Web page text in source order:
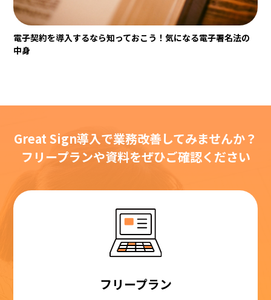
電子契約を導入するなら知っておこう！気になる電子署名法の
中身
Great Sign導入で業務改善してみませんか？
フリープランや資料をぜひご確認ください
フリープラン